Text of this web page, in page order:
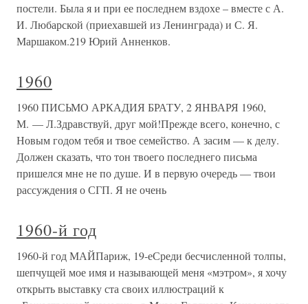
постели. Была я и при ее последнем вздохе – вместе с А.
И. Любарской (приехавшей из Ленинграда) и С. Я.
Маршаком.219 Юрий Анненков.
1960
1960 ПИСЬМО АРКАДИЯ БРАТУ, 2 ЯНВАРЯ 1960,
М. — Л.Здравствуй, друг мой!Прежде всего, конечно, с
Новым годом тебя и твое семейство. А засим — к делу.
Должен сказать, что тон твоего последнего письма
пришелся мне не по душе. И в первую очередь — твои
рассуждения о СГП. Я не очень
1960-й год
1960-й год МАЙПариж, 19-еСреди бесчисленной толпы,
шепчущей мое имя и называющей меня «мэтром», я хочу
открыть выставку ста своих иллюстраций к